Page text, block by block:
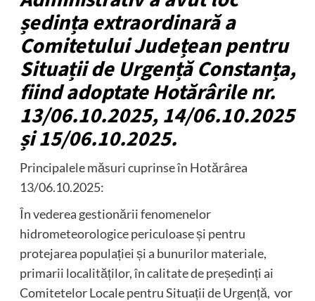
ședința extraordinară a
Comitetului Județean pentru
Situații de Urgență Constanța,
fiind adoptate Hotărârile nr.
13/06.10.2025, 14/06.10.2025
și 15/06.10.2025.
Principalele măsuri cuprinse în Hotărârea
13/06.10.2025:
În vederea gestionării fenomenelor
hidrometeorologice periculoase și pentru
protejarea populației și a bunurilor materiale,
primarii localităților, în calitate de președinți ai
Comitetelor Locale pentru Situații de Urgență, vor